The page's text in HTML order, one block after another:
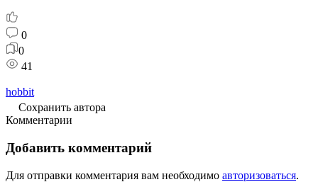
0
0
41
hobbit
Сохранить автора
Комментарии
Добавить комментарий
Для отправки комментария вам необходимо авторизоваться.